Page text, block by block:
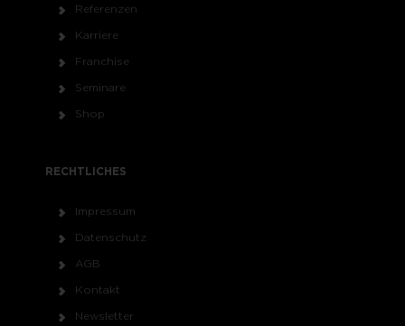
Referenzen
Karriere
Franchise
Seminare
Shop
RECHTLICHES
Impressum
Datenschutz
AGB
Kontakt
Newsletter